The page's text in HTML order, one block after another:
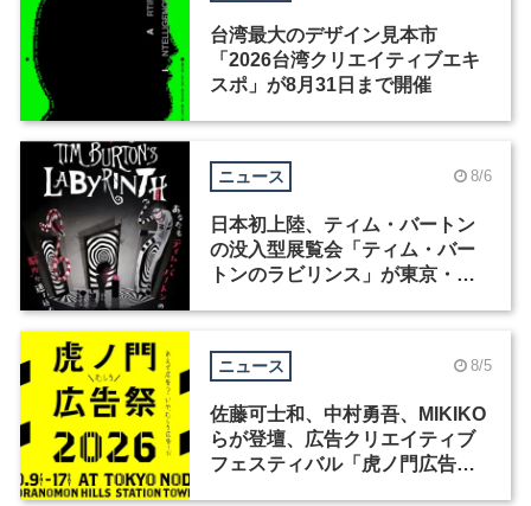
台湾最大のデザイン見本市
「2026台湾クリエイティブエキ
スポ」が8月31日まで開催
ニュース 8/6
日本初上陸、ティム・バートン
の没入型展覧会「ティム・バー
トンのラビリンス」が東京・豊
ニュース 8/5
佐藤可士和、中村勇吾、MIKIKO
らが登壇、広告クリエイティブ
フェスティバル「虎ノ門広告